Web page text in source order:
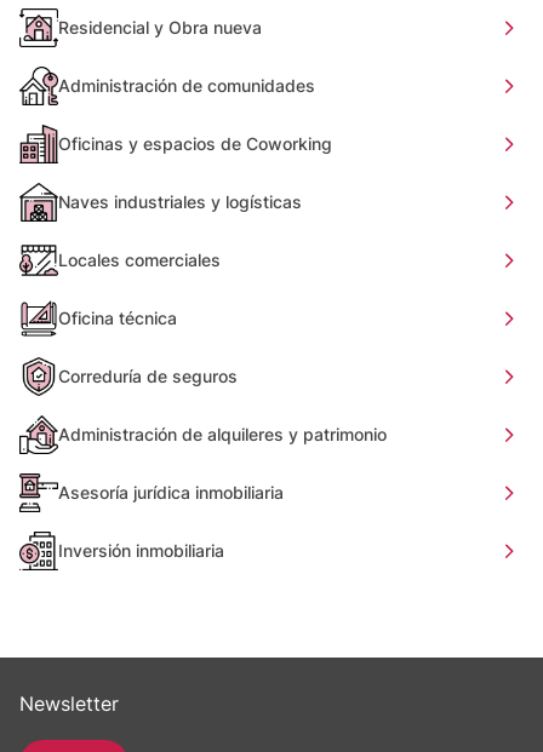
Residencial y Obra nueva
Administración de comunidades
Oficinas y espacios de Coworking
Naves industriales y logísticas
Locales comerciales
Oficina técnica
Correduría de seguros
Administración de alquileres y patrimonio
Asesoría jurídica inmobiliaria
Inversión inmobiliaria
Newsletter